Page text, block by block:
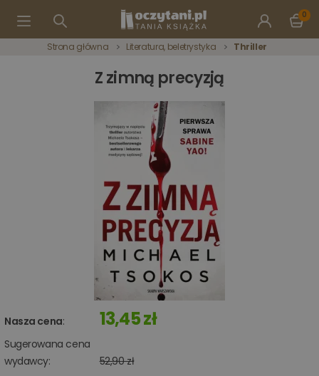
0
Strona główna Literatura, beletrystyka Thriller
Z zimną precyzją
Nasza cena: 13,45 zł
Sugerowana cena
wydawcy:
52,90 zł